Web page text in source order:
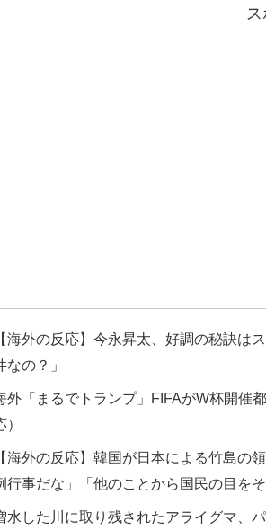
【海外の反応】今永昇太、好調の秘訣は
なの？」
外「まるでトランプ」FIFAがW杯開催
）
【海外の反応】韓国が日本による竹島
行事だな」「他のことから国民の目を
水した川に取り残されたアライグマ、